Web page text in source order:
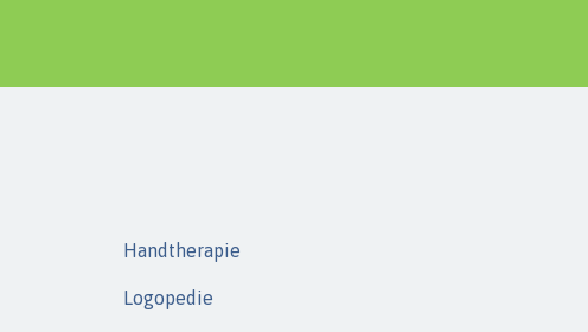
Handtherapie
Logopedie